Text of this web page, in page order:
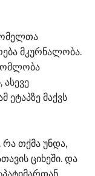
მკურნალობა.
ეტაპზე მაქვს
რა თქმა უნდა,
ციხეში. და